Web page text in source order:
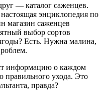
— каталог саженцев.
энциклопедия по
магазин саженцев
выбор сортов
Есть. Нужна малина,
информацию о каждом
правильного ухода. Это
правда?